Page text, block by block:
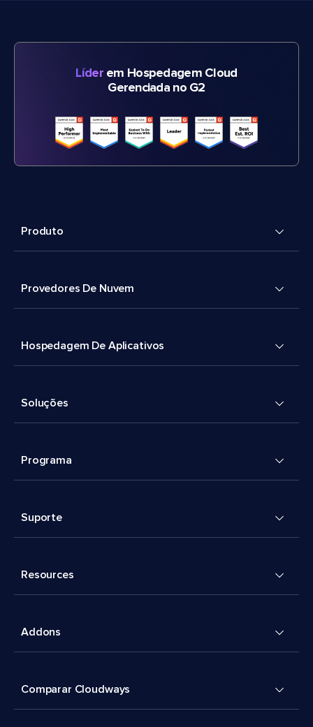
Líderem Hospedagem Cloud
Gerenciada no G2
Produto
Provedores De Nuvem
Hospedagem De Aplicativos
Soluções
Programa
Suporte
Resources
Addons
Comparar Cloudways